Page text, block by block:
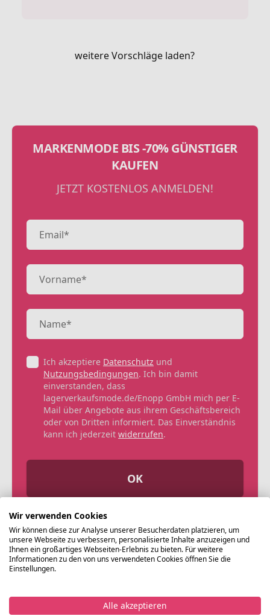
weitere Vorschläge laden?
MARKENMODE BIS -70% GÜNSTIGER
KAUFEN
JETZT KOSTENLOS ANMELDEN!
Ich akzeptiere Datenschutz und
Nutzungsbedingungen. Ich bin damit
einverstanden, dass
lagerverkaufsmode.de/Enopp GmbH mich per E-
Mail über Angebote aus ihrem Geschäftsbereich
oder von Dritten informiert. Das Einverständnis
kann ich jederzeit widerrufen.
OK
Wir verwenden Cookies
Wir können diese zur Analyse unserer Besucherdaten platzieren, um
unsere Webseite zu verbessern, personalisierte Inhalte anzuzeigen und
Ihnen ein großartiges Webseiten-Erlebnis zu bieten. Für weitere
Informationen zu den von uns verwendeten Cookies öffnen Sie die
Einstellungen.
Alle akzeptieren